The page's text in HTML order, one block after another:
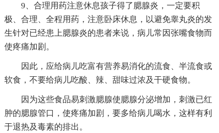
9、合理用药注意休息孩子得了腮腺炎，一定要积
极、合理、全程用药，注意卧床休息，以避免睾丸炎的发
生针对已经患上腮腺炎的患者来说，病儿常因张嘴食物而
使疼痛加剧。
因此，应给病儿吃富有营养易消化的流食、半流食或
软食，不要给病儿吃酸、辣、甜味过浓及干硬食物。
因为这些食品易刺激腮腺使腮腺分泌增加，刺激已红
肿的腮腺管口，使疼痛加剧，要多给病儿喝水，这样有利
于退热及毒素的排出。